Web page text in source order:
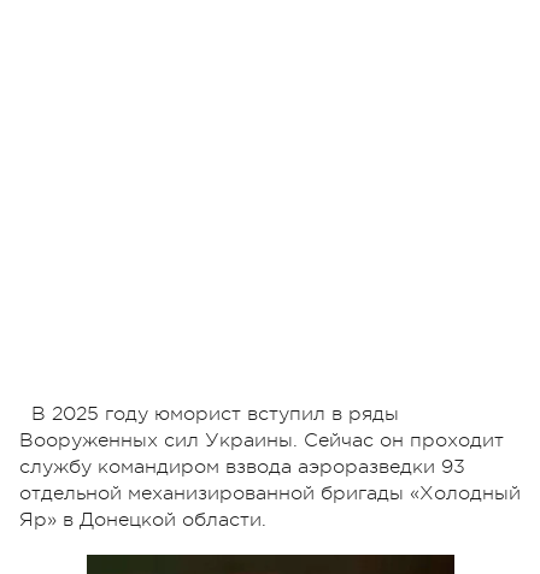
В 2025 году юморист вступил в ряды
Вооруженных сил Украины. Сейчас он проходит
службу командиром взвода аэроразведки 93
отдельной механизированной бригады «Холодный
Яр» в Донецкой области.